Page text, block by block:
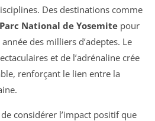
Des destinations comme
Parc National de Yosemite pour
des milliers d’adeptes. Le
et de l’adrénaline crée
renforçant le lien entre la
considérer l’impact positif que